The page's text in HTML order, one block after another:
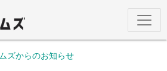
ズからのお知らせ